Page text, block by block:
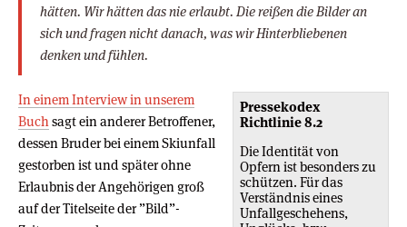
hätten. Wir hätten das nie erlaubt. Die reißen die Bilder an
sich und fragen nicht danach, was wir Hinterbliebenen
denken und fühlen.
Pressekodex
Richtlinie 8.2
Die Identität von
Opfern ist besonders zu
schützen. Für das
Verständnis eines
Unfallgeschehens,
In einem Interview in unserem
Buchsagt ein anderer Betroffener,
dessen Bruder bei einem Skiunfall
gestorben ist und später ohne
Erlaubnis der Angehörigen groß
auf der Titelseite der ”Bild”-